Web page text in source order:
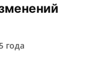
года